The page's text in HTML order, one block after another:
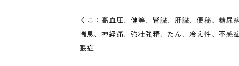
くこ：高血圧、健等、腎臓、肝臓、便秘、糖尿
喘息、神経痛、強壮強精、たん、冷え性、不感
眠症